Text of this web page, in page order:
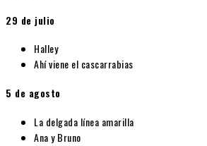
29 de julio
Halley
Ahí viene el cascarrabias
5 de agosto
La delgada línea amarilla
Ana y Bruno